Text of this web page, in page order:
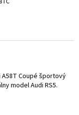
Coupé športový
model Audi RS5.